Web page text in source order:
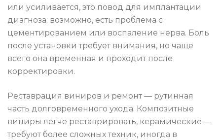
или усиливается, это повод для имплантации
диагноза: возможно, есть проблема с
цементированием или воспаление нерва. Боль
после установки требует внимания, но чаще
всего она временная и проходит после
корректировки.
Реставрация виниров и ремонт — рутинная
часть долговременного ухода. Композитные
виниры легче реставрировать, керамические —
требуют более сложных техник, иногда в